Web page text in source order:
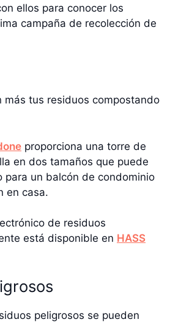
ellos para conocer los
campaña de recolección de
más tus residuos compostando
proporciona una torre de
en dos tamaños que puede
para un balcón de condominio
en casa.
de residuos
está disponible en HASS
peligrosos se pueden